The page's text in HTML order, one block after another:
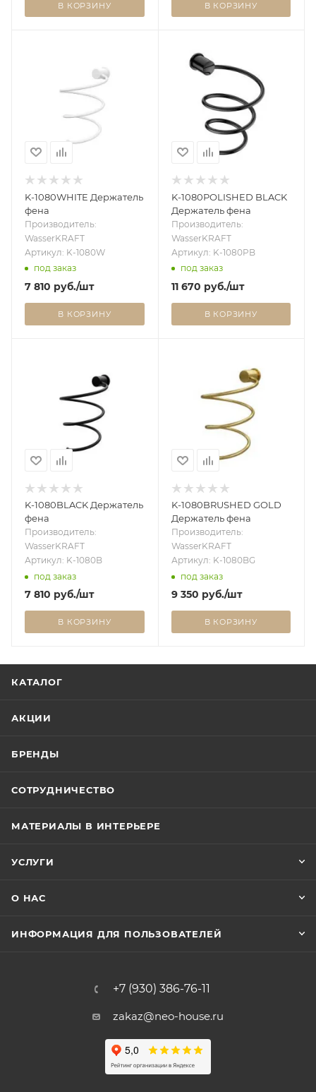
В КОРЗИНУ В КОРЗИНУ
K-1080WHITE Держатель
фена
Производитель:
WasserKRAFT
Артикул: K-1080W
под заказ
7 810 руб./шт
В КОРЗИНУ
K-1080POLISHED BLACK
Держатель фена
Производитель:
WasserKRAFT
Артикул: K-1080PB
под заказ
11 670 руб./шт
В КОРЗИНУ
K-1080BLACK Держатель
фена
Производитель:
WasserKRAFT
Артикул: K-1080B
под заказ
7 810 руб./шт
В КОРЗИНУ
K-1080BRUSHED GOLD
Держатель фена
Производитель:
WasserKRAFT
Артикул: K-1080BG
под заказ
9 350 руб./шт
В КОРЗИНУ
КАТАЛОГ
АКЦИИ
БРЕНДЫ
СОТРУДНИЧЕСТВО
МАТЕРИАЛЫ В ИНТЕРЬЕРЕ
УСЛУГИ
О НАС
ИНФОРМАЦИЯ ДЛЯ ПОЛЬЗОВАТЕЛЕЙ
+7 (930) 386-76-11
zakaz@neo-house.ru